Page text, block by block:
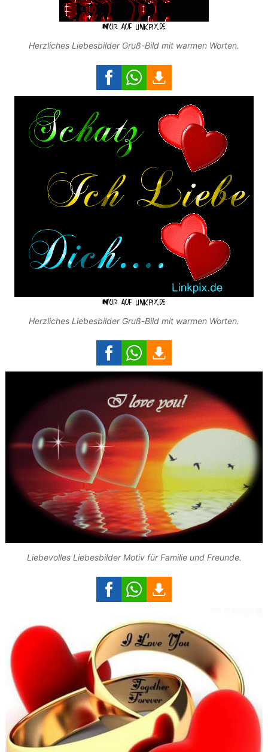
Herzliches Liebesbilder Gruß-Bild mit warmen Worten.
Herzliches Liebesbilder Gruß-Bild mit warmen Worten.
Liebevolles Liebesbilder Motiv für Familie und Freunde.